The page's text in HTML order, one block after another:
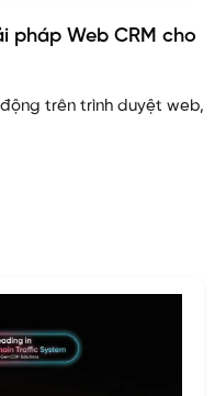
pháp Web CRM cho
trên trình duyệt web,